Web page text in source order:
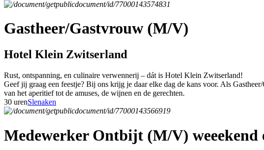
Gastheer/Gastvrouw (M/V)
Hotel Klein Zwitserland
Rust, ontspanning, en culinaire verwennerij – dát is Hotel Klein Zwitserland!
Geef jij graag een feestje? Bij ons krijg je daar elke dag de kans voor. Als
van het aperitief tot de amuses, de wijnen en de gerechten.
30 urenSlenaken
Medewerker Ontbijt (M/V) weeekend